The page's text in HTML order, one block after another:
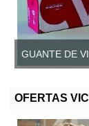
GUANTE DE
OFERTAS